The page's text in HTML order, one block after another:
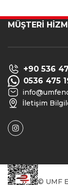
MÜŞTERİ
+90 536
0536 475
İletişim
© UMF